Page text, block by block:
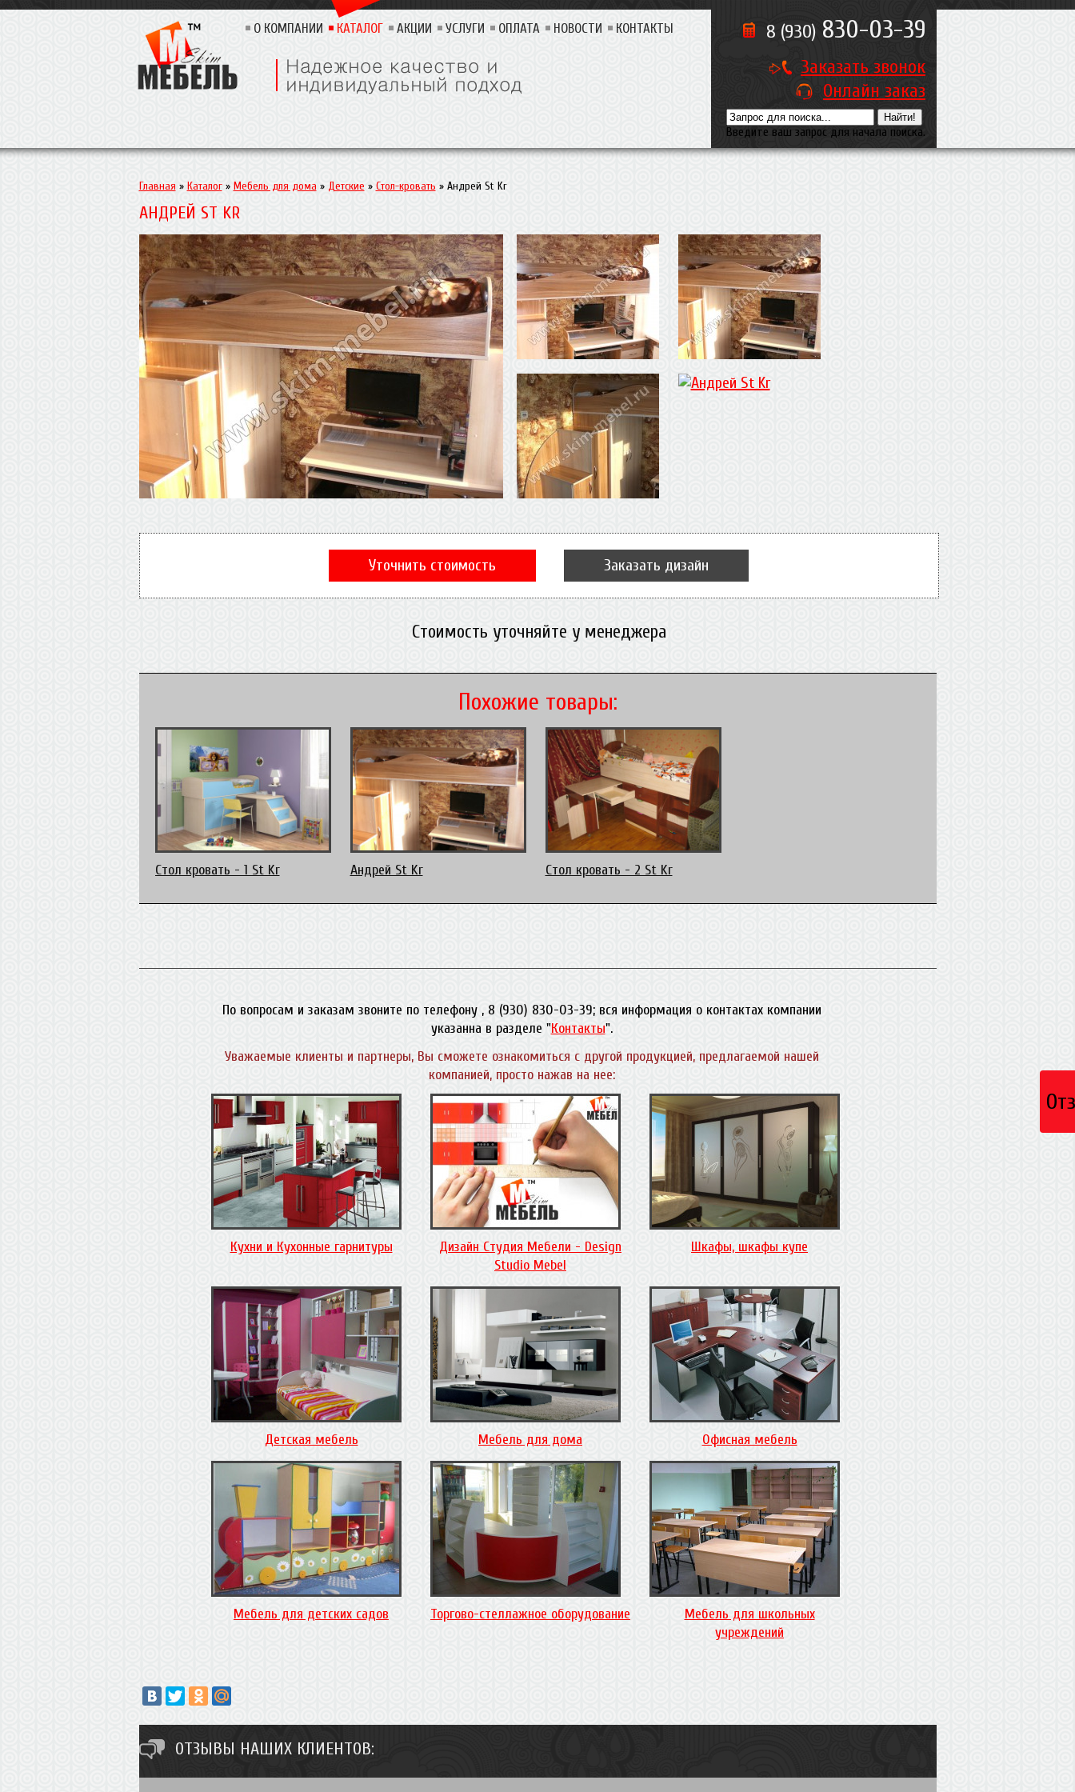
Введите ваш запрос для начала поиска.
О КОМПАНИИ КАТАЛОГ АКЦИИ УСЛУГИ ОПЛАТА НОВОСТИ КОНТАКТЫ 8 (930) 830-03-39
Заказать звонок
Онлайн заказ
Главная » Каталог» Мебель для дома » Детские » Стол-кровать » Андрей St Kr
АНДРЕЙ ST KR
Уточнить стоимость Заказать дизайн
Стоимость уточняйте у менеджера
Похожие товары:
Стол кровать - 1 St Kr Андрей St Kr Стол кровать - 2 St Kr
По вопросам и заказам звоните по телефону , 8 (930) 830-03-39; вся информация о контактах компании
указанна в разделе "Контакты".
Уважаемые клиенты и партнеры, Вы сможете ознакомиться с другой продукцией, предлагаемой нашей
компанией, просто нажав на нее:
Кухни и Кухонные гарнитуры
Дизайн Студия Мебели - Design
Studio Mebel
Шкафы, шкафы купе
Детская мебель Мебель для дома Офисная мебель
Мебель для детских садов Торгово-стеллажное оборудование
Мебель для школьных
учреждений
ОТЗЫВЫ НАШИХ КЛИЕНТОВ: